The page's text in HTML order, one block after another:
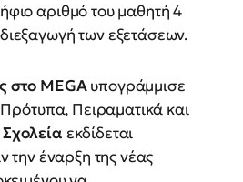
αριθμό του μαθητή 4
των εξετάσεων.
στο MEGAυπογράμμισε
Πειραματικά και
εκδίδεται
την έναρξη της νέας